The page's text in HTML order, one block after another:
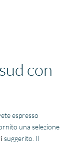
con
espresso
una selezione
suggerito. Il